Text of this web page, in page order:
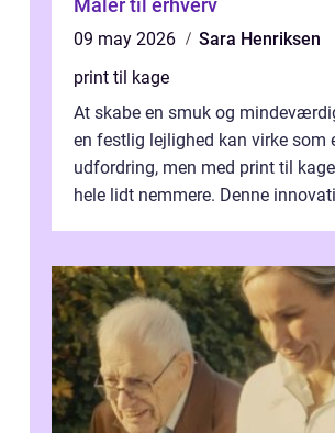
Maler til erhverv
09 may 2026
Sara Henriksen
print til kage
At skabe en smuk og
en festlig lejlighed kan virke som
udfordring, men med print til
hele lidt nemmere. Denne